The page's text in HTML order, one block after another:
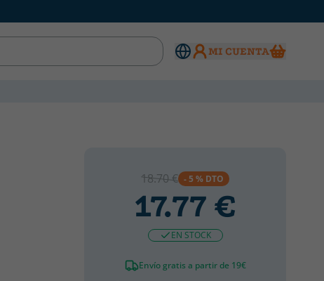
MI CUENTA
18.70 € - 5 % DTO
17.77 €
EN STOCK
Envío gratis a partir de 19€